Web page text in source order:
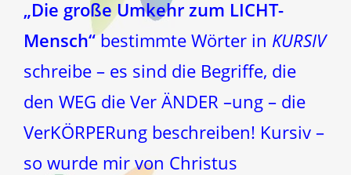
„Die große Umkehr zum LICHT-
Mensch“bestimmte Wörter in KURSIV
schreibe – es sind die Begriffe, die
den WEG die Ver ÄNDER –ung – die
VerKÖRPERung beschreiben! Kursiv –
so wurde mir von Christus